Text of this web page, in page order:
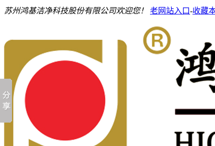
苏州鸿基洁净科技股份有限公司欢迎您！ 老网站入口-收藏